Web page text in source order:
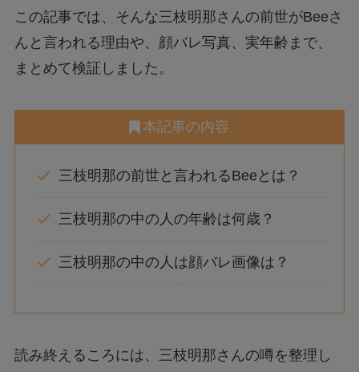
この記事では、そんな三枝明那さんの前世がBeeさ
んと言われる理由や、顔バレ写真、実年齢まで、
まとめて検証しました。
本記事の内容
三枝明那の前世と言われるBeeとは？
三枝明那の中の人の年齢は何歳？
三枝明那の中の人は顔バレ画像は？
読み終えるころには、三枝明那さんの噂を整理し